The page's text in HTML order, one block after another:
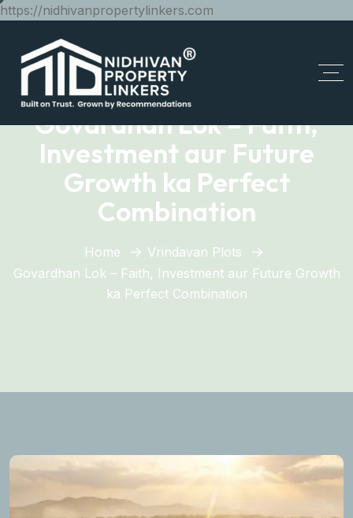
https://nidhivanpropertylinkers.com
Govardhan Lok – Faith,
Investment aur Future
Growth ka Perfect
Combination
Home
Vrindavan Plots
Govardhan Lok – Faith, Investment aur Future Growth
ka Perfect Combination